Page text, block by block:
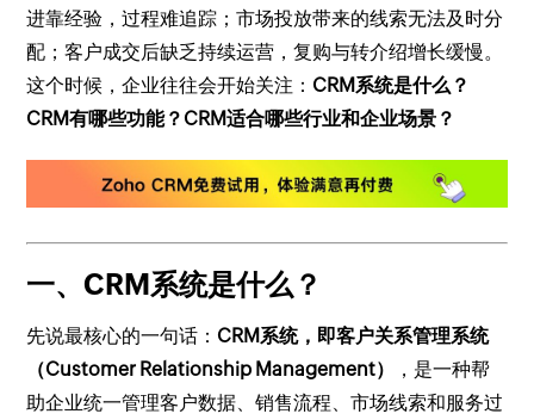
进靠经验，过程难追踪；市场投放带来的线索无法及时分
配；客户成交后缺乏持续运营，复购与转介绍增长缓慢。
这个时候，企业往往会开始关注： CRM系统是什么？
CRM有哪些功能？CRM适合哪些行业和企业场景？
一、CRM系统是什么？
先说最核心的一句话： CRM系统，即客户关系管理系统
（Customer Relationship Management）
，是一种帮
助企业统一管理客户数据、销售流程、市场线索和服务过